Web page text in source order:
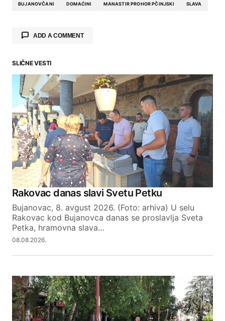
BUJANOVČANI DOMAĆINI MANASTIR PROHOR PČINJSKI SLAVA
ADD A COMMENT
Your email address will not be published.
Required fields are marked*
Comment*
Your Name
Your E-mail
SLIČNE VESTI
Rakovac danas slavi Svetu Petku
Bujanovac, 8. avgust 2026. (Foto: arhiva) U selu
Rakovac kod Bujanovca danas se proslavlja Sveta
Petka, hramovna slava…
08.08.2026.